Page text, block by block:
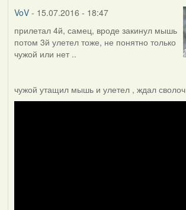
VoV- 15.07.2016 - 18:47
прилетал 4й, самец, вроде закинул мышь
потом 3й улетел тоже, не понятно только
чужой или нет ..
чужой утащил мышь и улетел , ждал сволоч